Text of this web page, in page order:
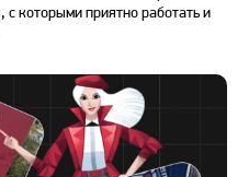
которыми приятно работать и